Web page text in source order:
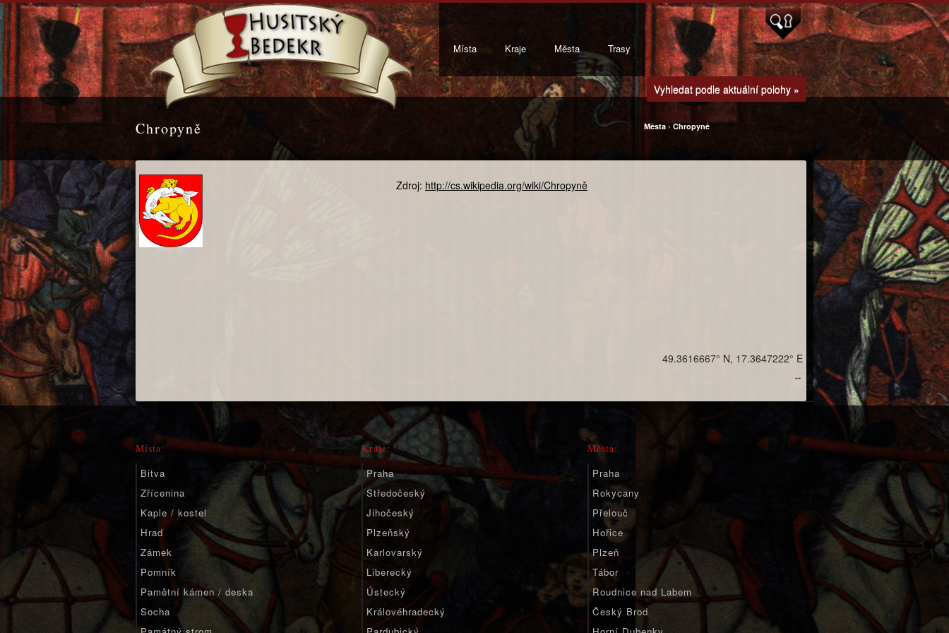
Místa Kraje Města Trasy
Vyhledat podle aktuální polohy »
Chropyně Města ›Chropyně
Zdroj: http://cs.wikipedia.org/wiki/Chropyně
↔
49.3616667° N, 17.3647222° E
Místa:
Bitva
Zřícenina
Kaple / kostel
Hrad
Zámek
Pomník
Pamětní kámen / deska
Socha
Kraje:
Praha
Středočeský
Jihočeský
Plzeňský
Karlovarský
Liberecký
Ústecký
Královéhradecký
Města:
Praha
Rokycany
Přelouč
Hořice
Plzeň
Tábor
Roudnice nad Labem
Český Brod